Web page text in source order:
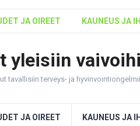
JA OIREET KAUNEUS JA
yleisiin
tavallisiin terveys- ja
JA OIREET KAUNEUS JA